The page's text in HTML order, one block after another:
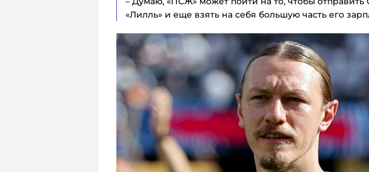
«Лилль» и еще взять на себя большую часть его